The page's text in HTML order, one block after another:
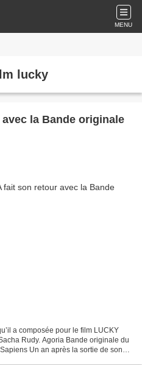
MENU
lucky
la Bande originale
a composée pour le film LUCKY
Rudy. Agoria Bande originale du
Un an après la sortie de son